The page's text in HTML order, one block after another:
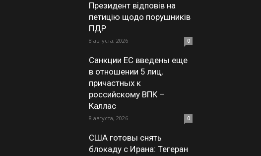
Президент відповів на
петицію щодо порушників
ПДР
8 августа, 2026 0
Санкции ЕС введены еще
в отношении 5 лиц,
причастных к
российскому ВПК –
Каллас
8 августа, 2026 0
США готовы снять
блокаду с Ирана: Тегеран